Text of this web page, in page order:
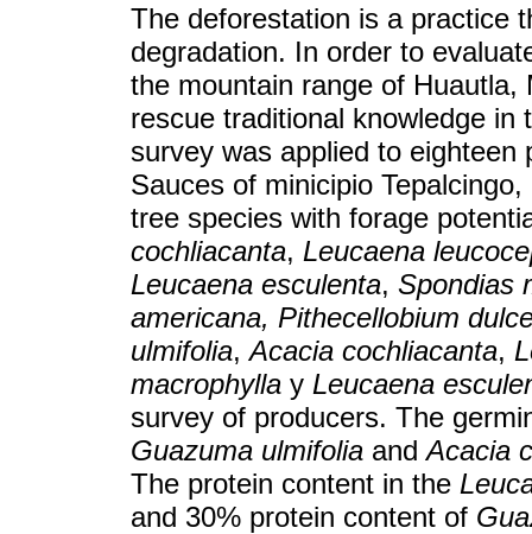
The deforestation is a practice
degradation. In order to
the mountain range of
rescue traditional knowledge
survey was applied to
Sauces of minicipio
tree species with forage
cochliacanta, Leucaena
Leucaena esculenta, Spondias
americana, Pithecellobium
ulmifolia,Acacia cochliacanta,
macrophylla y Leucaena
survey of producers. The
Guazuma ulmifolia andAcacia
The protein content in the
and 30% protein content of